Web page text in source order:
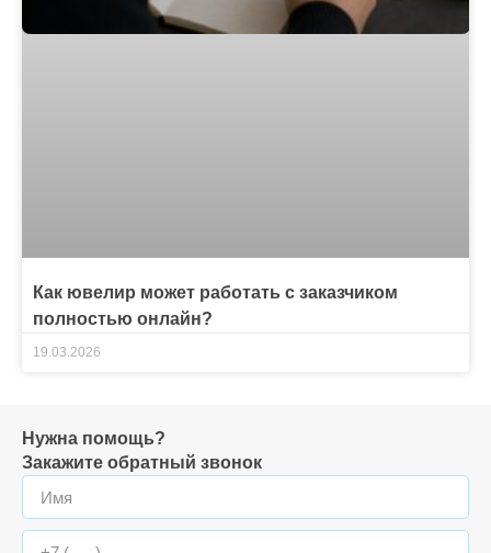
Как ювелир может работать с заказчиком
полностью онлайн?
19.03.2026
Нужна помощь?
Закажите обратный звонок